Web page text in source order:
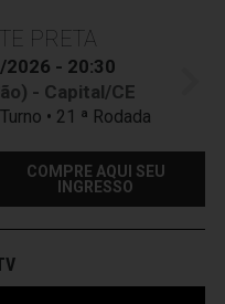
PRETA
- 20:30
- Capital/CE
• 21 ª Rodada
COMPRE AQUI SEU
INGRESSO